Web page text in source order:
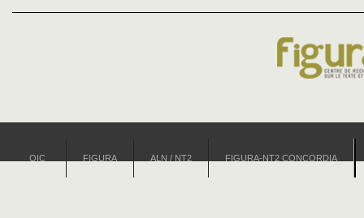
OIC FIGURA ALN / NT2 FIGURA-NT2 CONCORDIA